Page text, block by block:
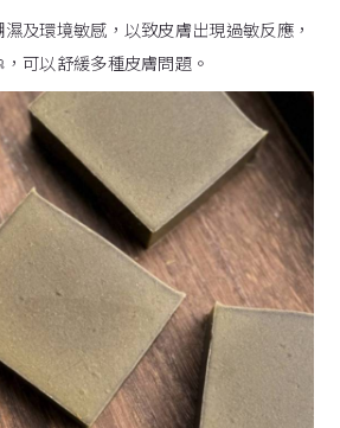
及環境敏感，以致皮膚出現過敏反應，
可以舒緩多種皮膚問題。